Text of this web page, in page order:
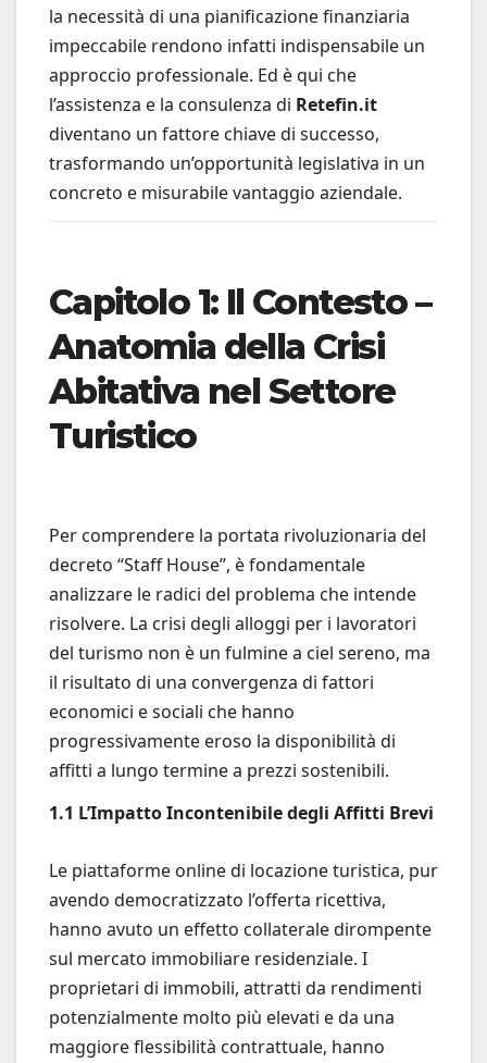
la necessità di una pianificazione finanziaria
impeccabile rendono infatti indispensabile un
approccio professionale. Ed è qui che
l’assistenza e la consulenza di Retefin.it
diventano un fattore chiave di successo,
trasformando un’opportunità legislativa in un
concreto e misurabile vantaggio aziendale.
Capitolo 1: Il Contesto –
Anatomia della Crisi
Abitativa nel Settore
Turistico
Per comprendere la portata rivoluzionaria del
decreto “Staff House”, è fondamentale
analizzare le radici del problema che intende
risolvere. La crisi degli alloggi per i lavoratori
del turismo non è un fulmine a ciel sereno, ma
il risultato di una convergenza di fattori
economici e sociali che hanno
progressivamente eroso la disponibilità di
affitti a lungo termine a prezzi sostenibili.
1.1 L’Impatto Incontenibile degli Affitti Brevi
Le piattaforme online di locazione turistica, pur
avendo democratizzato l’offerta ricettiva,
hanno avuto un effetto collaterale dirompente
sul mercato immobiliare residenziale. I
proprietari di immobili, attratti da rendimenti
potenzialmente molto più elevati e da una
maggiore flessibilità contrattuale, hanno